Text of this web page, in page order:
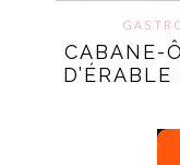
CABANE-